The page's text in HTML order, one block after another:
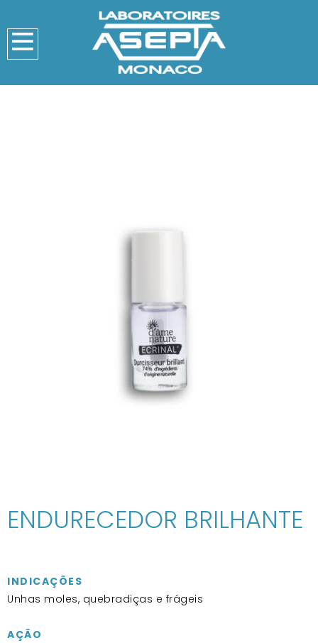
ENDURECEDOR BRILHANTE
INDICAÇÕES
Unhas moles, quebradiças e frágeis
AÇÃO